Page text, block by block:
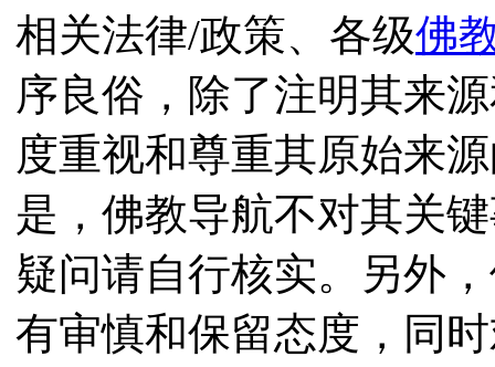
相关法律/政策、各级佛
序良俗，除了注明其来
度重视和尊重其原始来
是，佛教导航不对其关
疑问请自行核实。另外
有审慎和保留态度，同